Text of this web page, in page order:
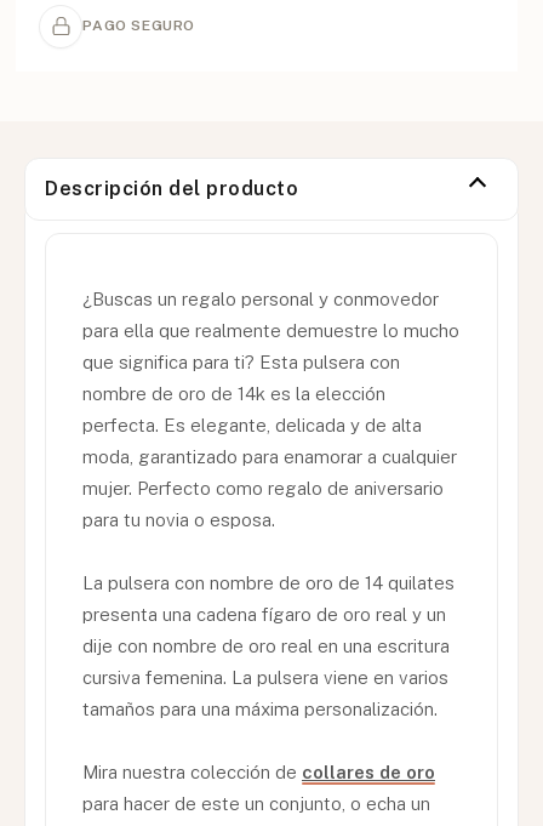
PAGO SEGURO
Descripción del producto
¿Buscas un regalo personal y conmovedor
para ella que realmente demuestre lo mucho
que significa para ti? Esta pulsera con
nombre de oro de 14k es la elección
perfecta. Es elegante, delicada y de alta
moda, garantizado para enamorar a cualquier
mujer. Perfecto como regalo de aniversario
para tu novia o esposa.
La pulsera con nombre de oro de 14 quilates
presenta una cadena fígaro de oro real y un
dije con nombre de oro real en una escritura
cursiva femenina. La pulsera viene en varios
tamaños para una máxima personalización.
Mira nuestra colección de collares de oro
para hacer de este un conjunto, o echa un